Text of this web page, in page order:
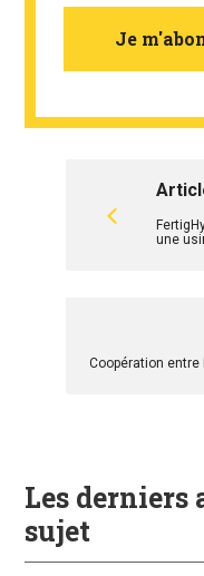
Je
une
Coopération entre
Les derniers
sujet